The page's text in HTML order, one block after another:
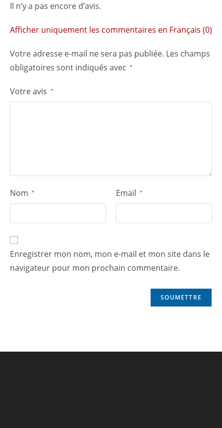
Il n’y a pas encore d’avis.
Afficher uniquement les commentaires en Français (0)
Votre adresse e-mail ne sera pas publiée. Les champs
obligatoires sont indiqués avec *
Votre avis *
Nom * Email *
Enregistrer mon nom, mon e-mail et mon site dans le
navigateur pour mon prochain commentaire.